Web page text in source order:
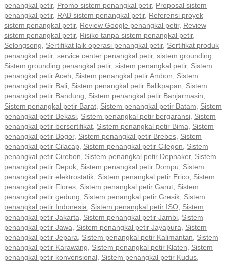
penangkal petir, Promo sistem penangkal petir, Proposal sistem
penangkal petir, RAB sistem penangkal petir, Referensi proyek
sistem penangkal petir, Review Google penangkal petir, Review
sistem penangkal petir, Risiko tanpa sistem penangkal petir,
Selongsong, Sertifikat laik operasi penangkal petir, Sertifikat produk
penangkal petir, service center penangkal petir, sistem grounding,
Sistem grounding penangkal petir, sistem penangkal petir, Sistem
penangkal petir Aceh, Sistem penangkal petir Ambon, Sistem
penangkal petir Bali, Sistem penangkal petir Balikpapan, Sistem
penangkal petir Bandung, Sistem penangkal petir Banjarmasin,
Sistem penangkal petir Barat, Sistem penangkal petir Batam, Sistem
penangkal petir Bekasi, Sistem penangkal petir bergaransi, Sistem
penangkal petir bersertifikat, Sistem penangkal petir Bima, Sistem
penangkal petir Bogor, Sistem penangkal petir Brebes, Sistem
penangkal petir Cilacap, Sistem penangkal petir Cilegon, Sistem
penangkal petir Cirebon, Sistem penangkal petir Depnaker, Sistem
penangkal petir Depok, Sistem penangkal petir Dompu, Sistem
penangkal petir elektrostatik, Sistem penangkal petir Erico, Sistem
penangkal petir Flores, Sistem penangkal petir Garut, Sistem
penangkal petir gedung, Sistem penangkal petir Gresik, Sistem
penangkal petir Indonesia, Sistem penangkal petir ISO, Sistem
penangkal petir Jakarta, Sistem penangkal petir Jambi, Sistem
penangkal petir Jawa, Sistem penangkal petir Jayapura, Sistem
penangkal petir Jepara, Sistem penangkal petir Kalimantan, Sistem
penangkal petir Karawang, Sistem penangkal petir Klaten, Sistem
penangkal petir konvensional, Sistem penangkal petir Kudus,